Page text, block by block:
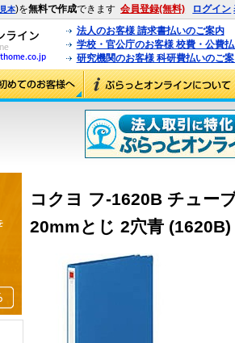
見本)を無料で作成できます 会員登録(無料) ログイン
法人のお客様 請求書払いのご案内
学校・官公庁のお客様 校費・公費
研究機関のお客様 科研費払いのご
コクヨ フ-1620B チュー
20mmとじ 2穴青 (1620B)